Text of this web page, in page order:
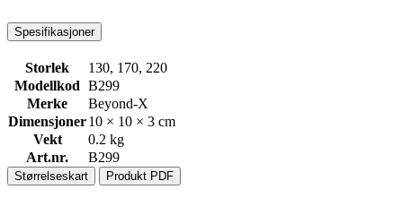
Spesifikasjoner
Storlek
130, 170, 220
Modellkod B299
Merke
Beyond-X
Dimensjoner10 × 10 × 3 cm
Vekt
0.2 kg
Art.nr.
B299
Størrelseskart Produkt PDF